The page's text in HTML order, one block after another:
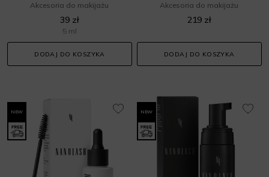
Akcesoria do makijażu
39 zł
5 ml
DODAJ DO KOSZYKA
Akcesoria do makijażu
219 zł
DODAJ DO KOSZYKA
NEW NEW